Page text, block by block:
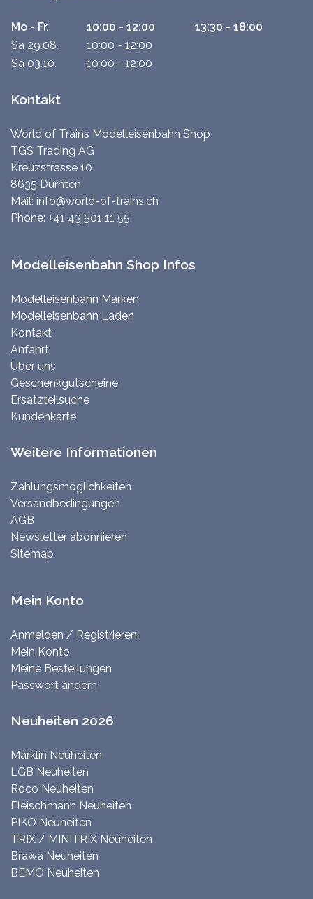
Mo - Fr. 10:00 - 12:00
13:30 - 18:00
Sa 29.08.
10:00 - 12:00
Sa 03.10.
10:00 - 12:00
Kontakt
World of Trains Modelleisenbahn Shop
TGS Trading AG
Kreuzstrasse 10
8635 Dürnten
Mail: info@world-of-trains.ch
Phone: +41 43 501 11 55
Modelleisenbahn Shop Infos
Modelleisenbahn Marken
Modelleisenbahn Laden
Kontakt
Anfahrt
Über uns
Geschenkgutscheine
Ersatzteilsuche
Kundenkarte
Weitere Informationen
Zahlungsmöglichkeiten
Versandbedingungen
AGB
Newsletter abonnieren
Sitemap
Mein Konto
Anmelden / Registrieren
Mein Konto
Meine Bestellungen
Passwort ändern
Neuheiten 2026
Märklin Neuheiten
LGB Neuheiten
Roco Neuheiten
Fleischmann Neuheiten
PIKO Neuheiten
TRIX / MINITRIX Neuheiten
Brawa Neuheiten
BEMO Neuheiten